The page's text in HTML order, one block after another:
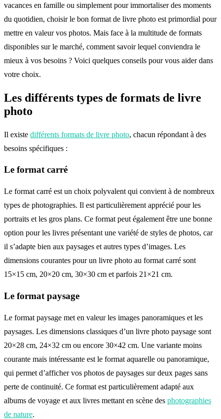
vacances en famille ou simplement pour immortaliser des moments
du quotidien, choisir le bon format de livre photo est primordial pour
mettre en valeur vos photos. Mais face à la multitude de formats
disponibles sur le marché, comment savoir lequel conviendra le
mieux à vos besoins ? Voici quelques conseils pour vous aider dans
votre choix.
Les différents types de formats de livre
photo
Il existe différents formats de livre photo, chacun répondant à des
besoins spécifiques :
Le format carré
Le format carré est un choix polyvalent qui convient à de nombreux
types de photographies. Il est particulièrement apprécié pour les
portraits et les gros plans. Ce format peut également être une bonne
option pour les livres présentant une variété de styles de photos, car
il s’adapte bien aux paysages et autres types d’images. Les
dimensions courantes pour un livre photo au format carré sont
15×15 cm, 20×20 cm, 30×30 cm et parfois 21×21 cm.
Le format paysage
Le format paysage met en valeur les images panoramiques et les
paysages. Les dimensions classiques d’un livre photo paysage sont
20×28 cm, 24×32 cm ou encore 30×42 cm. Une variante moins
courante mais intéressante est le format aquarelle ou panoramique,
qui permet d’afficher vos photos de paysages sur deux pages sans
perte de continuité. Ce format est particulièrement adapté aux
albums de voyage et aux livres mettant en scène des photographies
de nature.